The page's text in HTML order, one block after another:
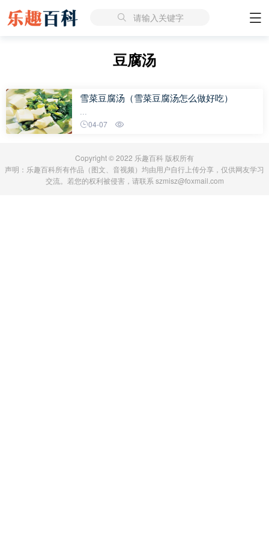
请输入关键字
豆腐汤
雪菜豆腐汤（雪菜豆腐汤怎么做好吃）
...
04-07
Copyright © 2022 乐趣百科 版权所有
声明：乐趣百科所有作品（图文、音视频）均由用户自行上传分享，仅供网友学习
交流。若您的权利被侵害，请联系 szmisz@foxmail.com